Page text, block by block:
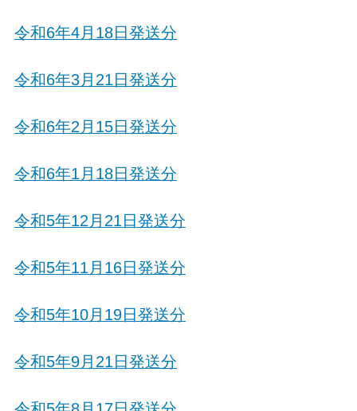
令和6年4月18日発送分
令和6年3月21日発送分
令和6年2月15日発送分
令和6年1月18日発送分
令和5年12月21日発送分
令和5年11月16日発送分
令和5年10月19日発送分
令和5年9月21日発送分